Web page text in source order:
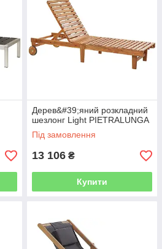
Дерев&#39;яний розкладний
шезлонг Light PIETRALUNGA
Під замовлення
13 106 ₴
Купити